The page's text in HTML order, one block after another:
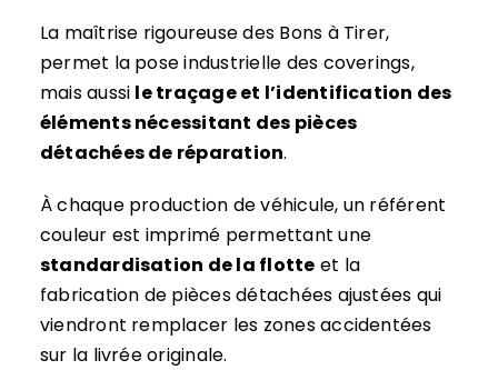
La maîtrise rigoureuse des Bons à Tirer,
permet la pose industrielle des coverings,
mais aussi le traçage et l’identification des
éléments nécessitant des pièces
détachées de réparation.
À chaque production de véhicule, un référent
couleur est imprimé permettant une
standardisation de la flotte et la
fabrication de pièces détachées ajustées qui
viendront remplacer les zones accidentées
sur la livrée originale.